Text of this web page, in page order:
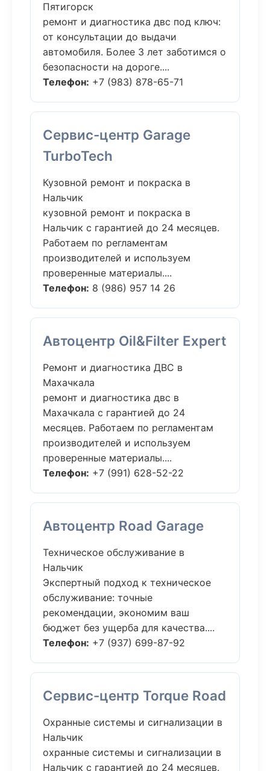
Пятигорск
ремонт и диагностика двс под ключ:
от консультации до выдачи
автомобиля. Более 3 лет заботимся о
безопасности на дороге....
Телефон: +7 (983) 878-65-71
Сервис-центр Garage
TurboTech
Кузовной ремонт и покраска в
Нальчик
кузовной ремонт и покраска в
Нальчик с гарантией до 24 месяцев.
Работаем по регламентам
производителей и используем
проверенные материалы....
Телефон: 8 (986) 957 14 26
Автоцентр Oil&Filter Expert
Ремонт и диагностика ДВС в
Махачкала
ремонт и диагностика двс в
Махачкала с гарантией до 24
месяцев. Работаем по регламентам
производителей и используем
проверенные материалы....
Телефон: +7 (991) 628-52-22
Автоцентр Road Garage
Техническое обслуживание в
Нальчик
Экспертный подход к техническое
обслуживание: точные
рекомендации, экономим ваш
бюджет без ущерба для качества....
Телефон: +7 (937) 699-87-92
Сервис-центр Torque Road
Охранные системы и сигнализации в
Нальчик
охранные системы и сигнализации в
Нальчик с гарантией до 24 месяцев.